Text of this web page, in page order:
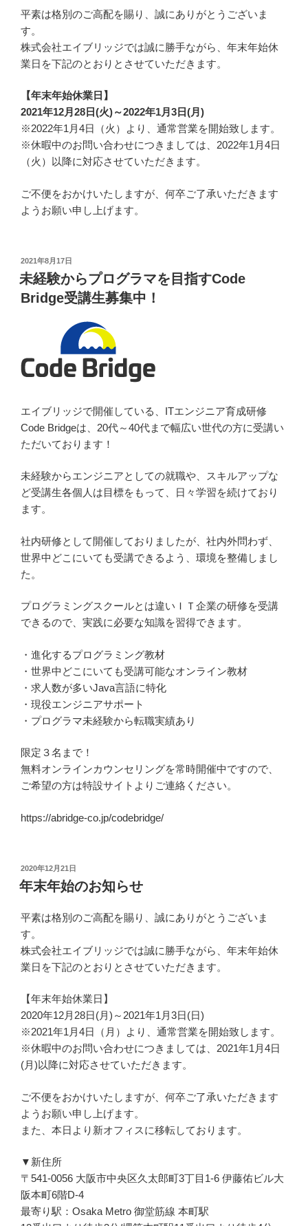
平素は格別のご高配を賜り、誠にありがとうございま
す。
株式会社エイブリッジでは誠に勝手ながら、年末年始休
業日を下記のとおりとさせていただきます。
【年末年始休業日】
2021年12月28日(火)～2022年1月3日(月)
※2022年1月4日（火）より、通常営業を開始致します。
※休暇中のお問い合わせにつきましては、2022年1月4日
（火）以降に対応させていただきます。
ご不便をおかけいたしますが、何卒ご了承いただきます
ようお願い申し上げます。
投
稿
日:
2021年8月17日
未経験からプログラマを目指すCode
Bridge受講生募集中！
エイブリッジで開催している、ITエンジニア育成研修
Code Bridgeは、20代～40代まで幅広い世代の方に受講い
ただいております！
未経験からエンジニアとしての就職や、スキルアップな
ど受講生各個人は目標をもって、日々学習を続けており
ます。
社内研修として開催しておりましたが、社内外問わず、
世界中どこにいても受講できるよう、環境を整備しまし
た。
プログラミングスクールとは違いＩＴ企業の研修を受講
できるので、実践に必要な知識を習得できます。
・進化するプログラミング教材
・世界中どこにいても受講可能なオンライン教材
・求人数が多いJava言語に特化
・現役エンジニアサポート
・プログラマ未経験から転職実績あり
限定３名まで！
無料オンラインカウンセリングを常時開催中ですので、
ご希望の方は特設サイトよりご連絡ください。
https://abridge-co.jp/codebridge/
投
稿
日:
2020年12月21日
年末年始のお知らせ
平素は格別のご高配を賜り、誠にありがとうございま
す。
株式会社エイブリッジでは誠に勝手ながら、年末年始休
業日を下記のとおりとさせていただきます。
【年末年始休業日】
2020年12月28日(月)～2021年1月3日(日)
※2021年1月4日（月）より、通常営業を開始致します。
※休暇中のお問い合わせにつきましては、2021年1月4日
(月)以降に対応させていただきます。
ご不便をおかけいたしますが、何卒ご了承いただきます
ようお願い申し上げます。
また、本日より新オフィスに移転しております。
▼新住所
〒541-0056 大阪市中央区久太郎町3丁目1-6 伊藤佑ビル大
阪本町6階D-4
最寄り駅：Osaka Metro 御堂筋線 本町駅